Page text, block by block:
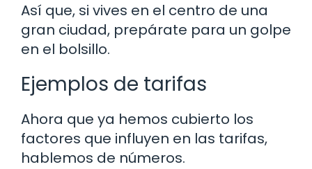
Así que, si vives en el centro de una
gran ciudad, prepárate para un golpe
en el bolsillo.
Ejemplos de tarifas
Ahora que ya hemos cubierto los
factores que influyen en las tarifas,
hablemos de números.